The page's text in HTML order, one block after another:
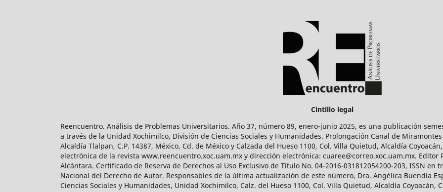
Cintillo legal
Reencuentro. Análisis de Problemas Universitarios. Año 37, número 89, enero-junio 2025, es una publicación
a través de la Unidad Xochimilco, División de Ciencias Sociales y Humanidades. Prolongación Canal de Miramontes
Alcaldía Tlalpan, C.P. 14387, México, Cd. de México y Calzada del Hueso 1100, Col. Villa Quietud, Alcaldía
electrónica de la revista www.reencuentro.xoc.uam.mx y dirección electrónica: cuaree@correo.xoc.uam.mx. Editor
Alcántara. Certificado de Reserva de Derechos al Uso Exclusivo de Título No. 04-2016-031812054200-203, ISSN
Nacional del Derecho de Autor. Responsables de la última actualización de este número, Dra. Angélica Buendía
Ciencias Sociales y Humanidades, Unidad Xochimilco, Calz. del Hueso 1100, Col. Villa Quietud, Alcaldía Coyoacán,